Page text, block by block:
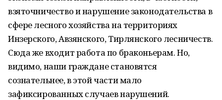
взяточничество и нарушение законодательства в
сфере лесного хозяйства на территориях
Инзерского, Авзянского, Тирлянского лесничеств.
Сюда же входит работа по браконьерам. Но,
видимо, наши граждане становятся
сознательнее, в этой части мало
зафиксированных случаев нарушений.